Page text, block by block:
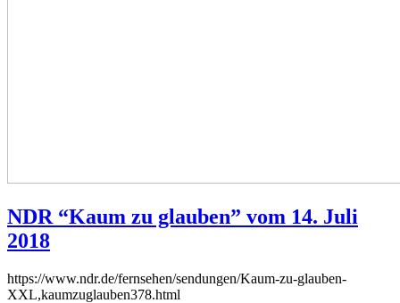
NDR “Kaum zu glauben” vom 14. Juli
2018
https://www.ndr.de/fernsehen/sendungen/Kaum-zu-glauben-
XXL,kaumzuglauben378.html